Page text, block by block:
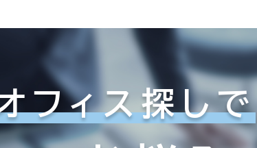
フィス探しで